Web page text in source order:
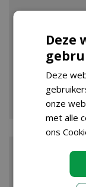
Deze
Deze
onze
met alle
ons